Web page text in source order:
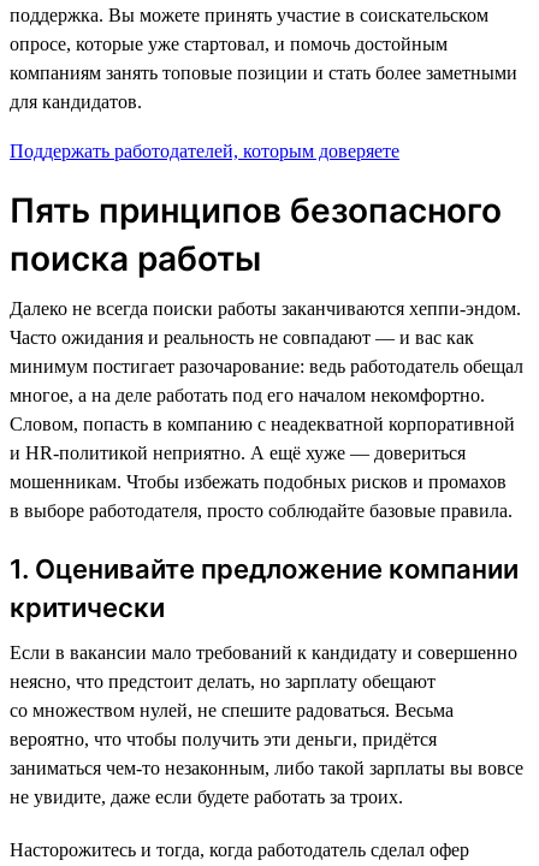
поддержка. Вы можете принять участие в соискательском
опросе, которые уже стартовал, и помочь достойным
компаниям занять топовые позиции и стать более заметными
для кандидатов.
Поддержать работодателей, которым доверяете
Пять принципов безопасного
поиска работы
Далеко не всегда поиски работы заканчиваются хеппи-эндом.
Часто ожидания и реальность не совпадают — и вас как
минимум постигает разочарование: ведь работодатель обещал
многое, а на деле работать под его началом некомфортно.
Словом, попасть в компанию с неадекватной корпоративной
и HR-политикой неприятно. А ещё хуже — довериться
мошенникам. Чтобы избежать подобных рисков и промахов
в выборе работодателя, просто соблюдайте базовые правила.
1. Оценивайте предложение компании
критически
Если в вакансии мало требований к кандидату и совершенно
неясно, что предстоит делать, но зарплату обещают
со множеством нулей, не спешите радоваться. Весьма
вероятно, что чтобы получить эти деньги, придётся
заниматься чем-то незаконным, либо такой зарплаты вы вовсе
не увидите, даже если будете работать за троих.
Насторожитесь и тогда, когда работодатель сделал офер